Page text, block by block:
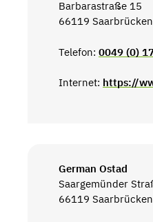
Barbarastraße 15
66119 Saarbrücken
Telefon: 0049 (0)
Internet: https://
German Ostad
Saargemünder
66119 Saarbrücken